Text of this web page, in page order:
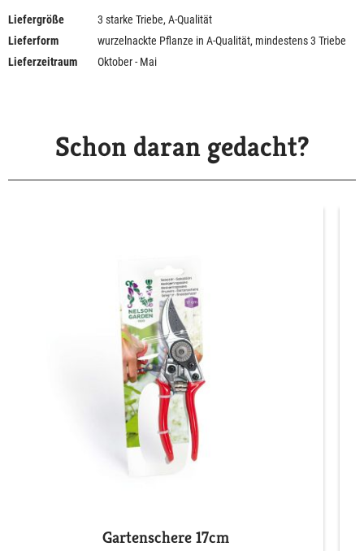
Liefergröße
3 starke Triebe, A-Qualität
Lieferform
wurzelnackte Pflanze in A-Qualität, mindestens 3 Triebe
Lieferzeitraum
Oktober - Mai
Schon daran gedacht?
Gartenschere 17cm